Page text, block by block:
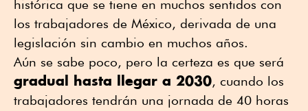
histórica que se tiene en muchos sentidos con
los trabajadores de México, derivada de una
legislación sin cambio en muchos años.
Aún se sabe poco, pero la certeza es que será
gradual hasta llegar a 2030, cuando los
trabajadores tendrán una jornada de 40 horas